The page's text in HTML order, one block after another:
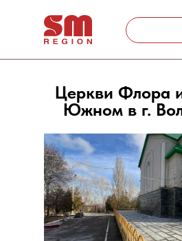
Церкви Флора
Южном в г.